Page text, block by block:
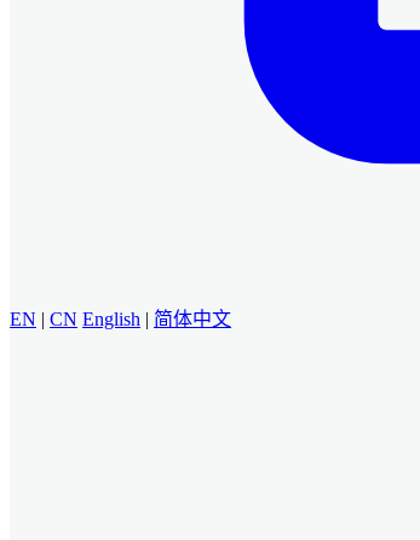
EN | CN English | 简体中文